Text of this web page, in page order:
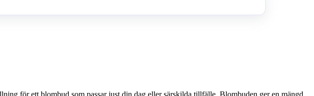
som passar just din dag eller särskilda tillfälle. Blombuden ger en mängd